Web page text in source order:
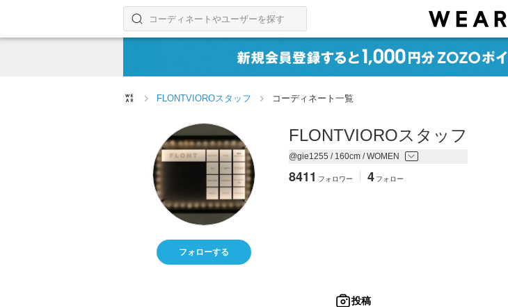
コーディネートやユーザーを探す
検索する
FLONTVIOROスタッフ コーディネート一覧
FLONTVIOROスタッフ
@gie1255 / 160cm / WOMEN
8411 フォロワー 4 フォロー
フォローする
投稿